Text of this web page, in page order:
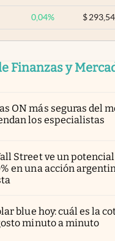
0,04% $ 293,54
Finanzas y
ON más seguras del
los especialistas
Street ve un potencial
en una acción
blue hoy: cuál es la
minuto a minuto